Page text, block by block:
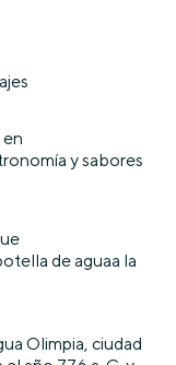
y sabores
de aguaa la
Olimpia, ciudad